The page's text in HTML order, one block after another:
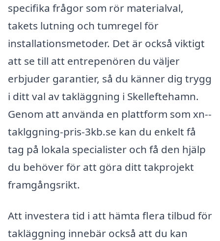
specifika frågor som rör materialval,
takets lutning och tumregel för
installationsmetoder. Det är också viktigt
att se till att entrepenören du väljer
erbjuder garantier, så du känner dig trygg
i ditt val av takläggning i Skelleftehamn.
Genom att använda en plattform som xn--
taklggning-pris-3kb.se kan du enkelt få
tag på lokala specialister och få den hjälp
du behöver för att göra ditt takprojekt
framgångsrikt.
Att investera tid i att hämta flera tilbud för
takläggning innebär också att du kan